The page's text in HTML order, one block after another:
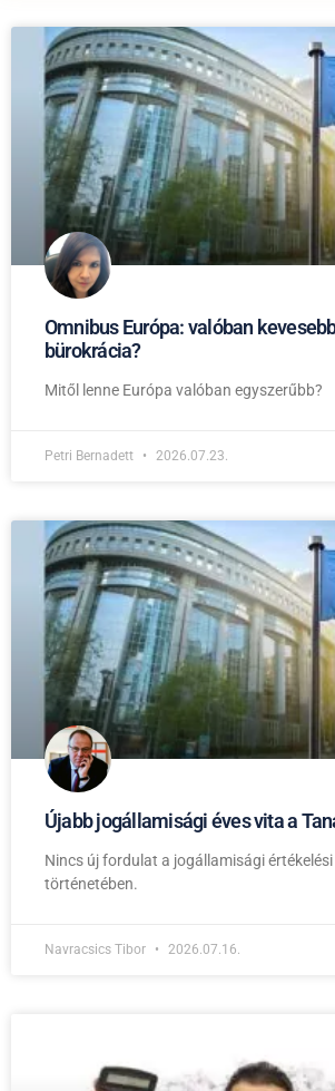
Omnibus Európa: valóban
bürokrácia?
Mitől lenne Európa valóban egyszerűbb?
Petri Bernadett 2026.07.23.
Újabb jogállamisági éves vita a
Nincs új fordulat a jogállamisági
történetében.
Navracsics Tibor 2026.07.16.